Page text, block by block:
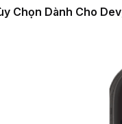
Chọn Dành Cho Dev